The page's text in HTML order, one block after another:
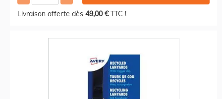
Livraison offerte dès 49,00 €TTC !